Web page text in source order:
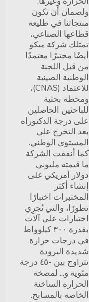
ولضمان أن تكون
منتجاتنا في طليعة
قطاعها الصناعي،
تمتلك شركة ميكو
أيضًا مختبرًا معتمدًا
من قبل اللجنة
الوطنية الصينية
للاعتماد (CNAS)،
ومحطة بحثية
للباحثين الحاصلين
على درجة الدكتوراه
بعد التخرج على
المستوى الوطني.
كما أنفقت الشركة
ما قيمته مليوني
دولار أمريكي على
إنشاء أكثر
المختبرات اختبارًا
تطورًا، والتي تُجرِي
اختبارات على آلات
بقدرة ٣٠٠ كيلوواط
في درجات حرارة
شديدة البرودة
تتراوح بين -٤٥ درجة
مئوية و... لمضخة
الحرارة الساخنة
الخاصة بالمسابح.